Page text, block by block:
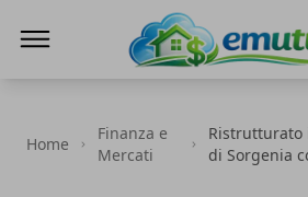
Home
Finanza e
Mercati
Ristrutturato
di Sorgenia